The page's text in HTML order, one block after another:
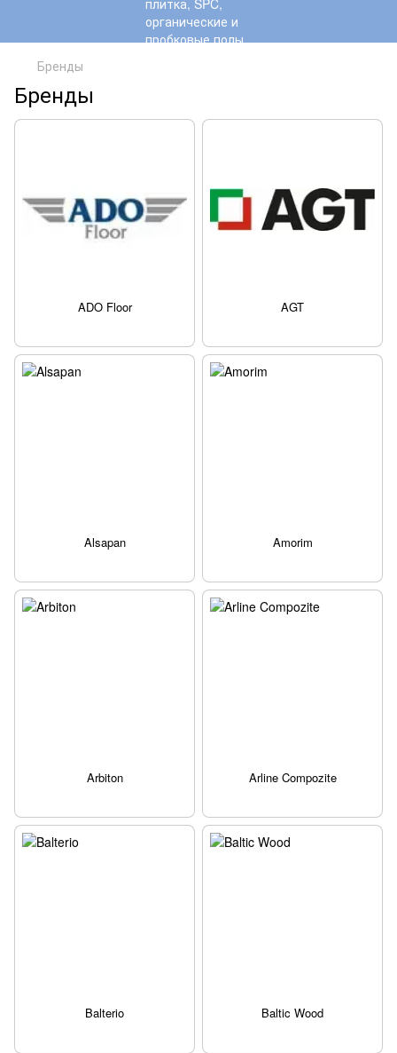
Бренды
Бренды
ADO Floor AGT
Alsapan Amorim
Arbiton Arline Compozite
Balterio Baltic Wood